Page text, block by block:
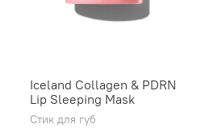
Iceland Collagen & PDRN
Lip Sleeping Mask
Стик для губ